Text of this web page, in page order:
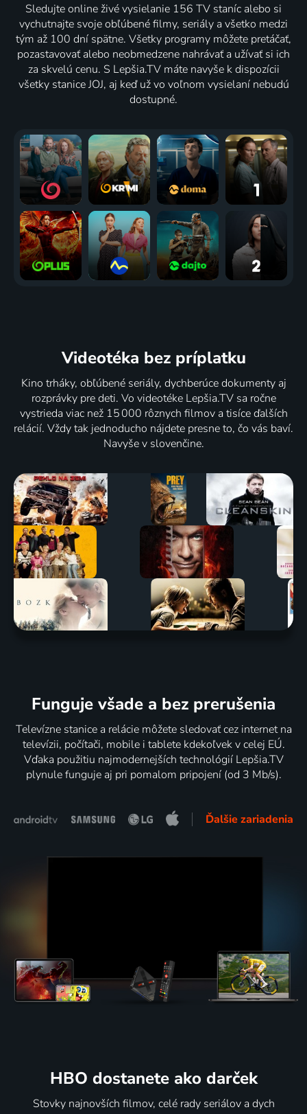
Sledujte online živé vysielanie 156 TV staníc alebo si
vychutnajte svoje obľúbené filmy, seriály a všetko medzi
tým až 100 dní spätne. Všetky programy môžete pretáčať,
pozastavovať alebo neobmedzene nahrávať a užívať si ich
za skvelú cenu. S Lepšia.TV máte navyše k dispozícii
všetky stanice JOJ, aj keď už vo voľnom vysielaní nebudú
dostupné.
Videotéka bez príplatku
Kino trháky, obľúbené seriály, dychberúce dokumenty aj
rozprávky pre deti. Vo videotéke Lepšia.TV sa ročne
vystrieda viac než 15 000 rôznych filmov a tisíce ďalších
relácií. Vždy tak jednoducho nájdete presne to, čo vás baví.
Navyše v slovenčine.
Funguje všade a bez prerušenia
Televízne stanice a relácie môžete sledovať cez internet na
televízii, počítači, mobile i tablete kdekoľvek v celej EÚ.
Vďaka použitiu najmodernejších technológií Lepšia.TV
plynule funguje aj pri pomalom pripojení (od 3 Mb/s).
Ďalšie zariadenia
HBO dostanete ako darček
Stovky najnovších filmov, celé rady seriálov a dych